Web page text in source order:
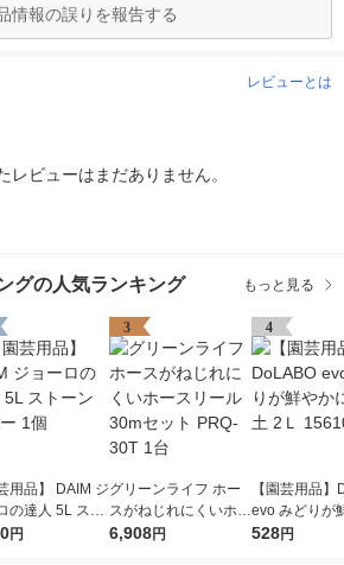
情報の誤りを報告する
レビューとは
レビューはまだありません。
グの人気ランキング もっと見る
用品】 DAIM ジ
の達人 5L スト
レー 1個
円
3
グリーンライフ ホー
スがねじれにくいホー
スリール30mセット P
6,908円
4
【園芸用品
evo みどりが
なる土 2Ｌ
528円